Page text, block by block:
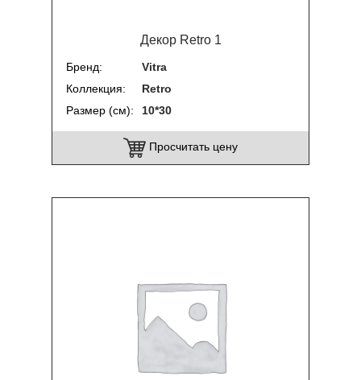
Декор Retro 1
Бренд
Vitra
Коллекция
Retro
Размер (см)
10*30
Просчитать цену